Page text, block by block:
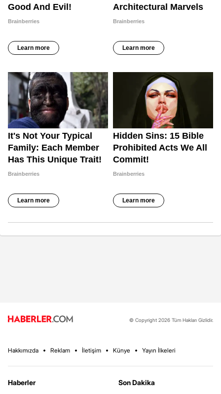
© Copyright 2026 Tüm Hakları Gizlidir.
Hakkımızda Reklam İletişim Künye Yayın İlkeleri
Haberler
Son Dakika